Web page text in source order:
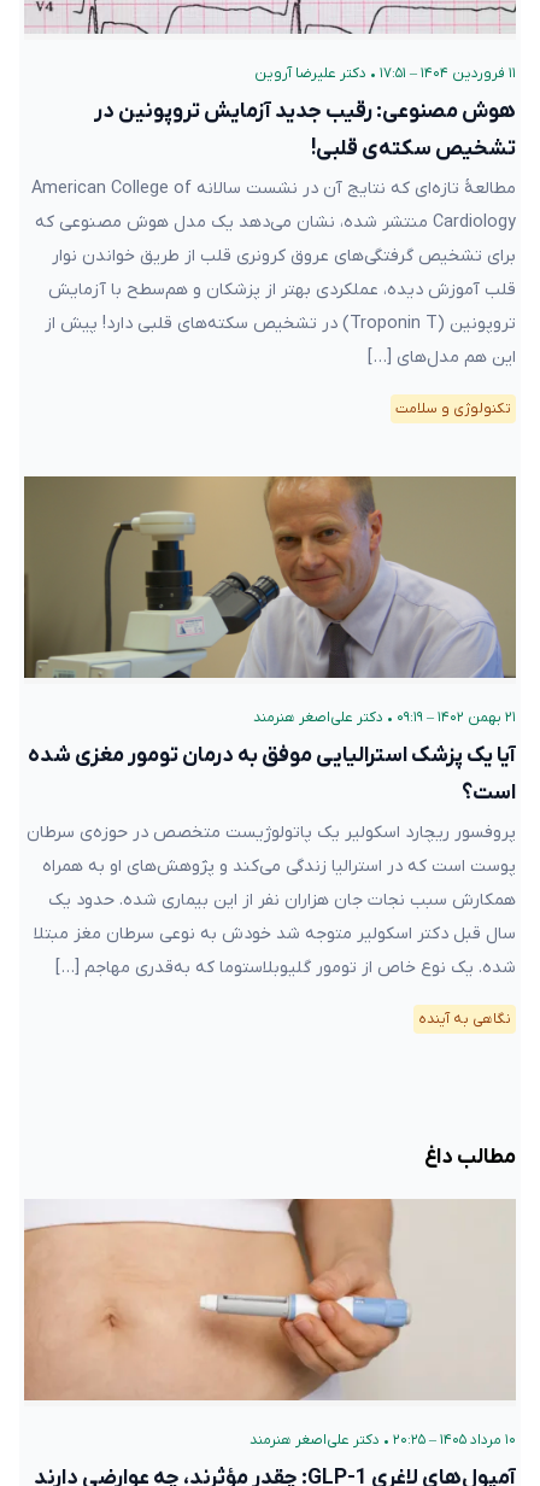
۱۱ فروردین ۱۴۰۴ – ۱۷:۵۱ • دکتر علیرضا آروین
هوش مصنوعی: رقیب جدید آزمایش تروپونین در
تشخیص سکته‌ی قلبی!
مطالعۀ تازه‌ای که نتایج آن در نشست سالانه American College of
Cardiology منتشر شده، نشان می‌دهد یک مدل هوش مصنوعی که
برای تشخیص گرفتگی‌های عروق کرونری قلب از طریق خواندن نوار
قلب آموزش دیده، عملکردی بهتر از پزشکان و هم‌سطح با آزمایش
تروپونین (Troponin T) در تشخیص سکته‌های قلبی دارد! پیش از
این هم مدل‌های […]
تکنولوژی و سلامت
۲۱ بهمن ۱۴۰۲ – ۰۹:۱۹ • دکتر علی‌اصغر هنرمند
آیا یک پزشک استرالیایی موفق به درمان تومور مغزی شده
است؟
پروفسور ریچارد اسکولیر یک پاتولوژیست متخصص در حوزه‌ی سرطان
پوست است که در استرالیا زندگی می‌کند و پژوهش‌های او به همراه
همکارش سبب نجات جان هزاران نفر از این بیماری شده. حدود یک
سال قبل دکتر اسکولیر متوجه شد خودش به نوعی سرطان مغز مبتلا
شده. یک نوع خاص از تومور گلیوبلاستوما که به‌قدری مهاجم […]
نگاهی به آینده
مطالب داغ
۱۰ مرداد ۱۴۰۵ – ۲۰:۲۵ • دکتر علی‌اصغر هنرمند
آمپول‌های لاغری GLP-1: چقدر مؤثرند، چه عوارضی دارند